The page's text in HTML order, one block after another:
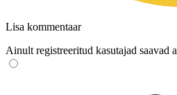
Lisa kommentaar
Ainult registreeritud kasutajad saavad